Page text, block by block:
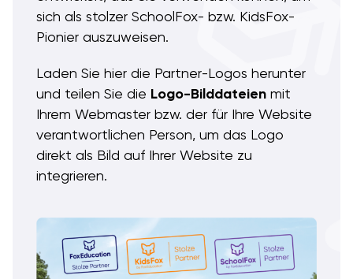
sich als stolzer SchoolFox- bzw. KidsFox-
Pionier auszuweisen.
Laden Sie hier die Partner-Logos herunter
und teilen Sie die Logo-Bilddateienmit
Ihrem Webmaster bzw. der für Ihre Website
verantwortlichen Person, um das Logo
direkt als Bild auf Ihrer Website zu
integrieren.